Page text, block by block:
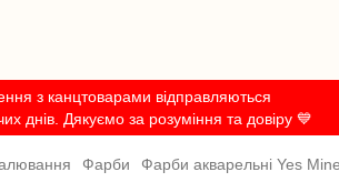
з канцтоварами відправляються
днів. Дякуємо за розуміння та довіру 💙
Фарби Фарби акварельні Yes